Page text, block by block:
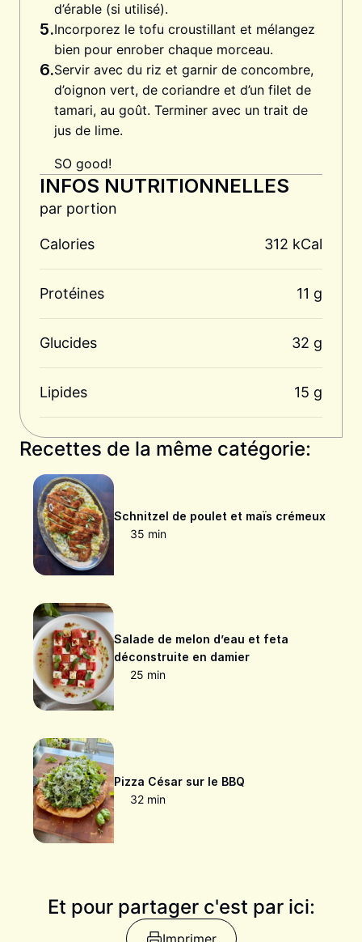
d’érable (si utilisé).
5.Incorporez le tofu croustillant et mélangez
bien pour enrober chaque morceau.
6.Servir avec du riz et garnir de concombre,
d’oignon vert, de coriandre et d’un filet de
tamari, au goût. Terminer avec un trait de
jus de lime.
SO good!
INFOS NUTRITIONNELLES
par portion
Calories 312 kCal
Protéines 11 g
Glucides 32 g
Lipides 15 g
Recettes de la même catégorie:
Schnitzel de poulet et maïs crémeux
35 min
Salade de melon d’eau et feta
déconstruite en damier
25 min
Pizza César sur le BBQ
32 min
Et pour partager c'est par ici: